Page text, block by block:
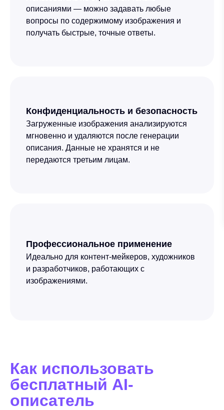
описаниями — можно задавать любые
вопросы по содержимому изображения и
получать быстрые, точные ответы.
Конфиденциальность и безопасность
Загруженные изображения анализируются
мгновенно и удаляются после генерации
описания. Данные не хранятся и не
передаются третьим лицам.
Профессиональное применение
Идеально для контент-мейкеров, художников
и разработчиков, работающих с
изображениями.
Как использовать
бесплатный AI-
описатель